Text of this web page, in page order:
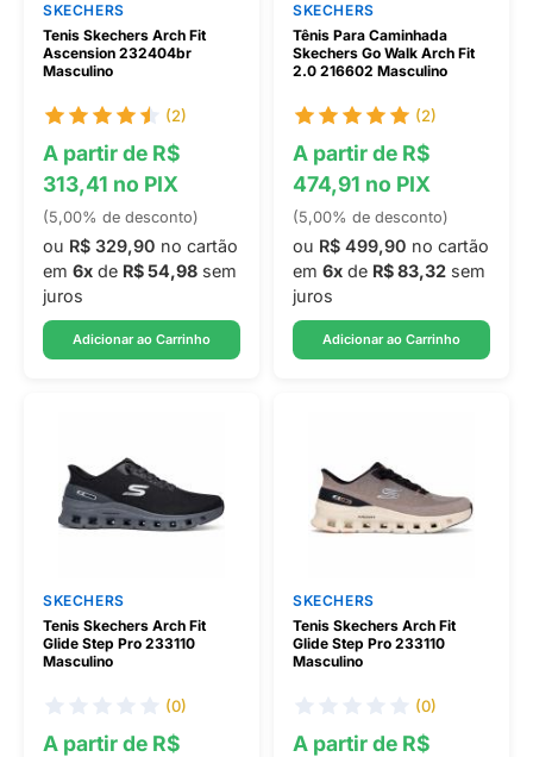
SKECHERS
Tenis Skechers Arch Fit
Ascension 232404br
Masculino
(2)
A partir de R$
313,41 no PIX
(5,00% de desconto)
ou R$ 329,90 no cartão
em 6x de R$ 54,98 sem
juros
Adicionar ao Carrinho
SKECHERS
Tênis Para Caminhada
Skechers Go Walk Arch Fit
2.0 216602 Masculino
(2)
A partir de R$
474,91 no PIX
(5,00% de desconto)
ou R$ 499,90 no cartão
em 6x de R$ 83,32 sem
juros
Adicionar ao Carrinho
SKECHERS
Tenis Skechers Arch Fit
Glide Step Pro 233110
Masculino
(0)
A partir de R$
SKECHERS
Tenis Skechers Arch Fit
Glide Step Pro 233110
Masculino
(0)
A partir de R$